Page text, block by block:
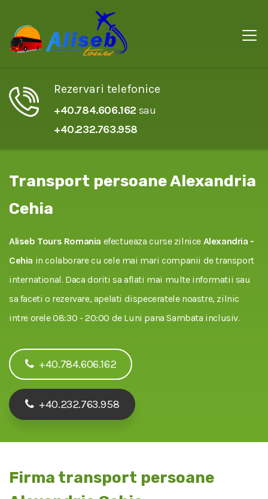
Rezervari telefonice
+40.784.606.162 sau
+40.232.763.958
Transport persoane Alexandria
Cehia
Aliseb Tours Romania efectueaza curse zilnice Alexandria -
Cehia in colaborare cu cele mai mari companii de transport
international. Daca doriti sa aflati mai multe informatii sau
sa faceti o rezervare, apelati dispeceratele noastre, zilnic
intre orele 08:30 - 20:00 de Luni pana Sambata inclusiv.
+40.784.606.162
+40.232.763.958
Firma transport persoane